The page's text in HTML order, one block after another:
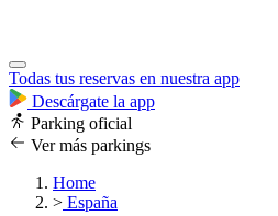
Todas tus reservas en nuestra app
Descárgate la app
Parking oficial
Ver más parkings
Home
> España